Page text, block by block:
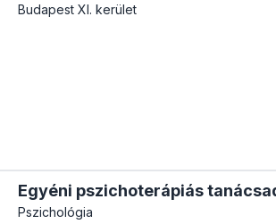
Budapest XI. kerület
Egyéni pszichoterápiás
Pszichológia